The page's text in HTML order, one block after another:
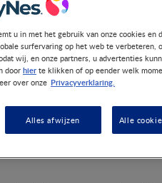
fase beter door
ochtendmisselijkheid is
water, kruidenthee of
te voorkomen, maar kan ook
u in met het gebruik van onze cookies en
surfervaring op het web te verbeteren,
wij, en onze partners, u advertenties
door hier te klikken of op eender welk
over onze Privacyverklaring.
Alles afwijzen Alle